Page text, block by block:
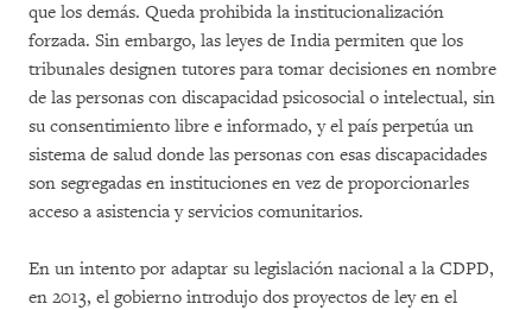
que los demás. Queda prohibida la institucionalización
forzada. Sin embargo, las leyes de India permiten que los
tribunales designen tutores para tomar decisiones en nombre
de las personas con discapacidad psicosocial o intelectual, sin
su consentimiento libre e informado, y el país perpetúa un
sistema de salud donde las personas con esas discapacidades
son segregadas en instituciones en vez de proporcionarles
acceso a asistencia y servicios comunitarios.
En un intento por adaptar su legislación nacional a la CDPD,
en 2013, el gobierno introdujo dos proyectos de ley en el